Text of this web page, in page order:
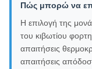
Πώς μπορώ να
Η επιλογή της
του κιβωτίου
απαιτήσεις
απαιτήσεις